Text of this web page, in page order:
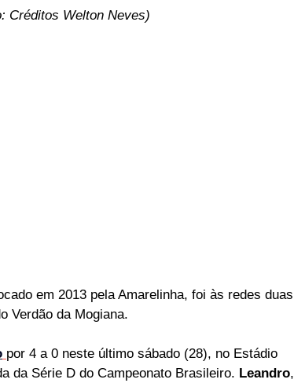
Créditos Welton Neves)
em 2013 pela Amarelinha, foi às redes duas
Verdão da Mogiana.
por 4 a 0 neste último sábado (28), no Estádio
da Série D do Campeonato Brasileiro. Leandro,